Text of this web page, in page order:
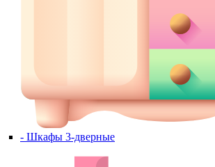
- Шкафы 3-дверные